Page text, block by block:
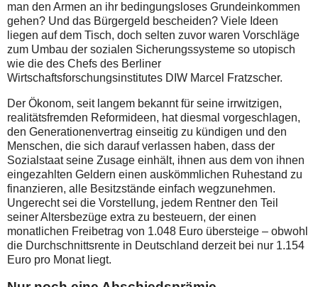
man den Armen an ihr bedingungsloses Grundeinkommen
gehen? Und das Bürgergeld bescheiden? Viele Ideen
liegen auf dem Tisch, doch selten zuvor waren Vorschläge
zum Umbau der sozialen Sicherungssysteme so utopisch
wie die des Chefs des Berliner
Wirtschaftsforschungsinstitutes DIW Marcel Fratzscher.
Der Ökonom, seit langem bekannt für seine irrwitzigen,
realitätsfremden Reformideen, hat diesmal vorgeschlagen,
den Generationenvertrag einseitig zu kündigen und den
Menschen, die sich darauf verlassen haben, dass der
Sozialstaat seine Zusage einhält, ihnen aus dem von ihnen
eingezahlten Geldern einen auskömmlichen Ruhestand zu
finanzieren, alle Besitzstände einfach wegzunehmen.
Ungerecht sei die Vorstellung, jedem Rentner den Teil
seiner Altersbezüge extra zu besteuern, der einen
monatlichen Freibetrag von 1.048 Euro übersteige – obwohl
die Durchschnittsrente in Deutschland derzeit bei nur 1.154
Euro pro Monat liegt.